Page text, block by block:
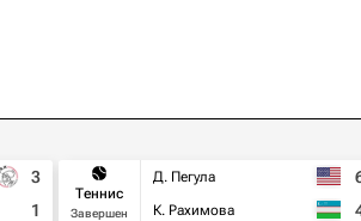
3
1
Теннис
Завершен
Д. Пегула
К. Рахимова